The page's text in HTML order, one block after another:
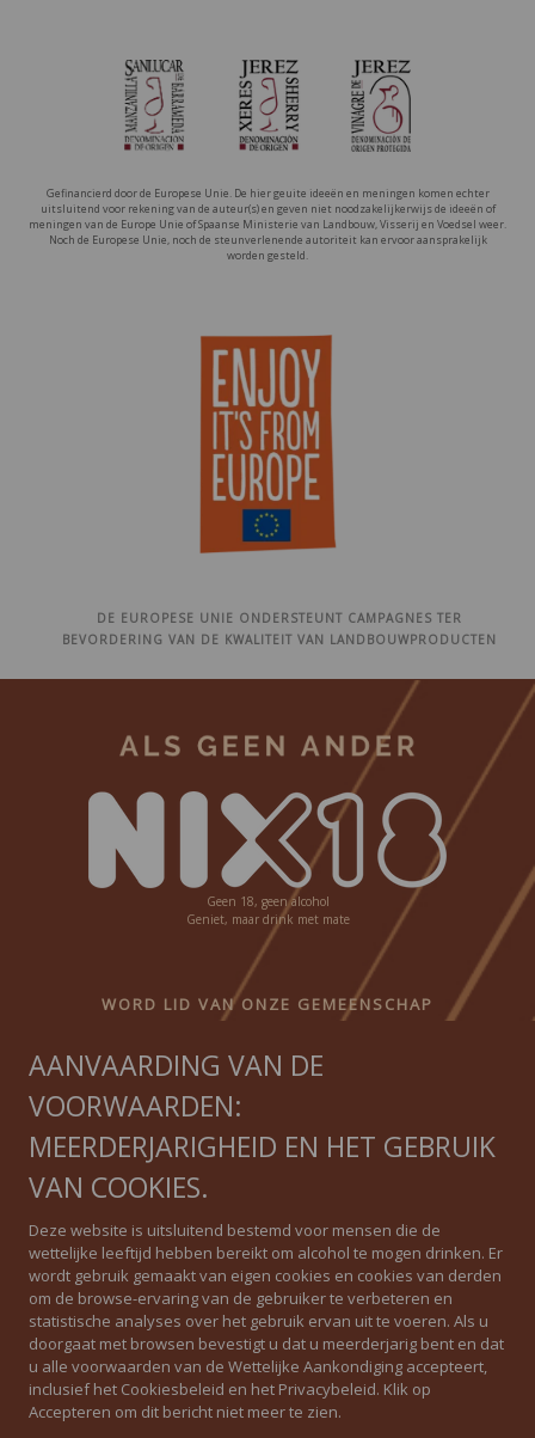
Gefinancierd door de Europese Unie. De hier geuite ideeën en meningen komen echter
uitsluitend voor rekening van de auteur(s) en geven niet noodzakelijkerwijs de ideeën of
meningen van de Europe Unie of Spaanse Ministerie van Landbouw, Visserij en Voedsel weer.
Noch de Europese Unie, noch de steunverlenende autoriteit kan ervoor aansprakelijk
worden gesteld.
DE EUROPESE UNIE ONDERSTEUNT CAMPAGNES TER
BEVORDERING VAN DE KWALITEIT VAN LANDBOUWPRODUCTEN
Geen 18, geen alcohol
Geniet, maar drink met mate
WORD LID VAN ONZE GEMEENSCHAP
Ontvang onze nieuwsbrief
Privacybeleid
Cookiebeleid
Wettelijke waarschuwing
AANVAARDING VAN DE
VOORWAARDEN:
MEERDERJARIGHEID EN HET GEBRUIK
VAN COOKIES.
Deze website is uitsluitend bestemd voor mensen die de
wettelijke leeftijd hebben bereikt om alcohol te mogen drinken. Er
wordt gebruik gemaakt van eigen cookies en cookies van derden
om de browse-ervaring van de gebruiker te verbeteren en
statistische analyses over het gebruik ervan uit te voeren. Als u
doorgaat met browsen bevestigt u dat u meerderjarig bent en dat
u alle voorwaarden van de Wettelijke Aankondiging accepteert,
inclusief het Cookiesbeleid en het Privacybeleid. Klik op
Accepteren om dit bericht niet meer te zien.